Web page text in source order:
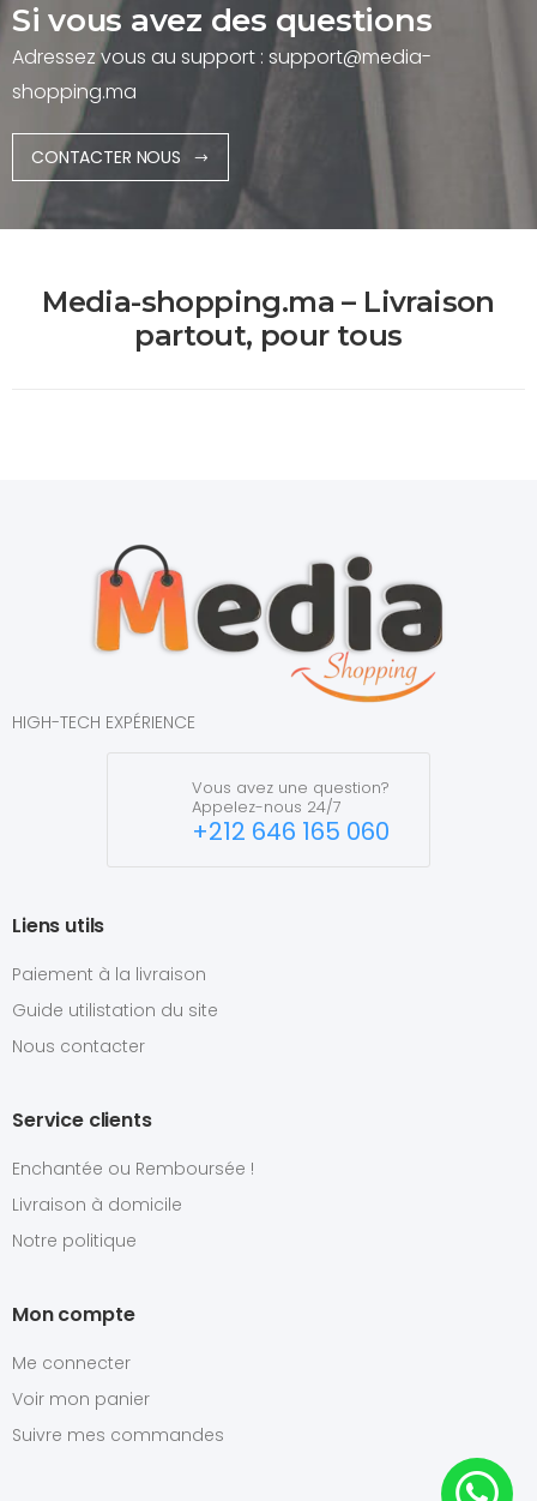
Si vous avez des questions
Adressez vous au support : support@media-
shopping.ma
CONTACTER NOUS
Media-shopping.ma – Livraison
partout, pour tous
HIGH-TECH EXPÉRIENCE
Vous avez une question?
Appelez-nous 24/7
+212 646 165 060
Liens utils
Paiement à la livraison
Guide utilistation du site
Nous contacter
Service clients
Enchantée ou Remboursée !
Livraison à domicile
Notre politique
Mon compte
Me connecter
Voir mon panier
Suivre mes commandes